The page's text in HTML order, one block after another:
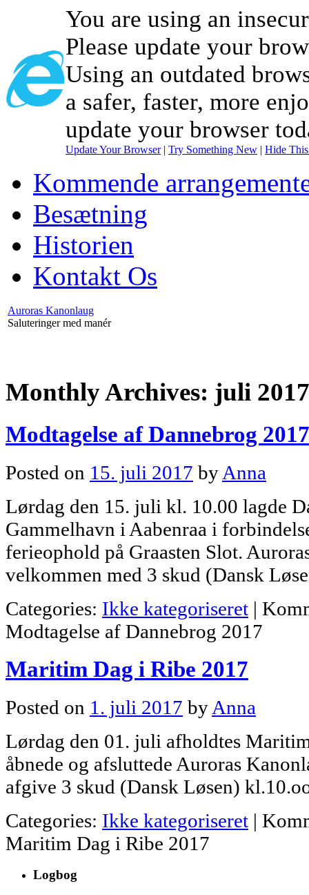
You are using an
Please update your
Using an outdated
a safer, faster, more
update your browser
Update Your Browser| Try Something New | Hide
Kommende
Besætning
Historien
Kontakt Os
Auroras Kanonlaug
Saluteringer med manér
Monthly Archives: juli 2017
Modtagelse af Dannebrog 2017
Posted on 15. juli 2017 by Anna
Lørdag den 15. juli kl. 10.00 lagde
Gammelhavn i Aabenraa i
ferieophold på Graasten Slot.
velkommen med 3 skud (Dansk
Categories: Ikke kategoriseret |
Modtagelse af Dannebrog 2017
Maritim Dag i Ribe 2017
Posted on 1. juli 2017 by Anna
Lørdag den 01. juli afholdtes
åbnede og afsluttede Auroras
afgive 3 skud (Dansk Løsen)
Categories: Ikke kategoriseret |
Maritim Dag i Ribe 2017
Logbog